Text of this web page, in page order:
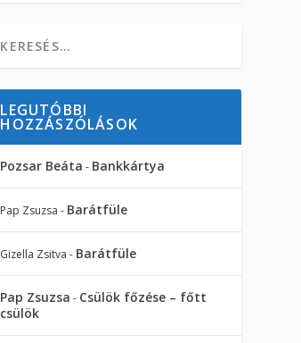
LEGUTÓBBI
HOZZÁSZÓLÁSOK
Pozsar Beáta - Bankkártya
Pap Zsuzsa - Barátfüle
Gizella Zsitva - Barátfüle
Pap Zsuzsa - Csülök főzése – főtt
csülök